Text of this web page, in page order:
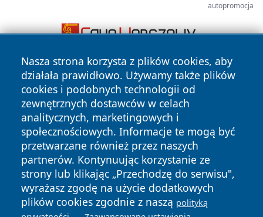
autopromocja
Nasza strona korzysta z plików cookies, aby
działała prawidłowo. Używamy także plików
cookies i podobnych technologii od
zewnętrznych dostawców w celach
analitycznych, marketingowych i
społecznościowych. Informacje te mogą być
przetwarzane również przez naszych
partnerów. Kontynuując korzystanie ze
strony lub klikając „Przechodzę do serwisu",
wyrażasz zgodę na użycie dodatkowych
plików cookies zgodnie z naszą polityką
Copyright © 2026 kielceinfo.pl Wszystkie prawa zastrzeżone.
News Autorzy
Polityka
Prywatności
Polityka
Cookies